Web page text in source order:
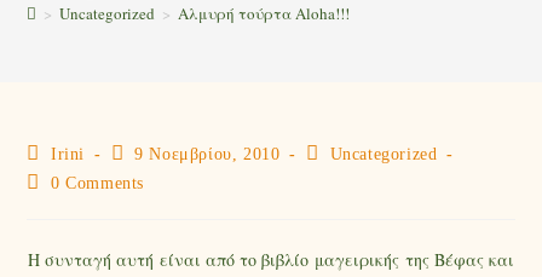
> Uncategorized > Αλμυρή τούρτα Aloha!!!
Irini 9 Νοεμβρίου, 2010
Uncategorized
0 Comments
Η συνταγή αυτή είναι από το βιβλίο μαγειρικής της Βέφας και